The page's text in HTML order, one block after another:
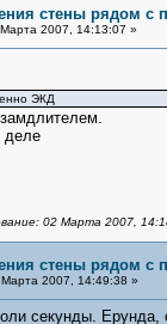
стены рядом с
2007, 14:13:07 »
ЭКД
деле
02 Марта 2007,
стены рядом с
2007, 14:49:38 »
секунды. Ерунда,